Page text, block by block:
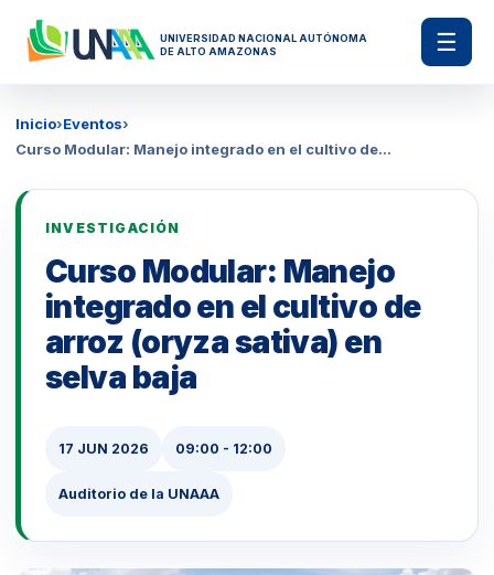
UNIVERSIDAD NACIONAL AUTÓNOMA
DE ALTO AMAZONAS
☰
Inicio›Eventos›
Curso Modular: Manejo integrado en el cultivo de...
INVESTIGACIÓN
Curso Modular: Manejo
integrado en el cultivo de
arroz (oryza sativa) en
selva baja
17 JUN 2026 09:00 - 12:00
Auditorio de la UNAAA